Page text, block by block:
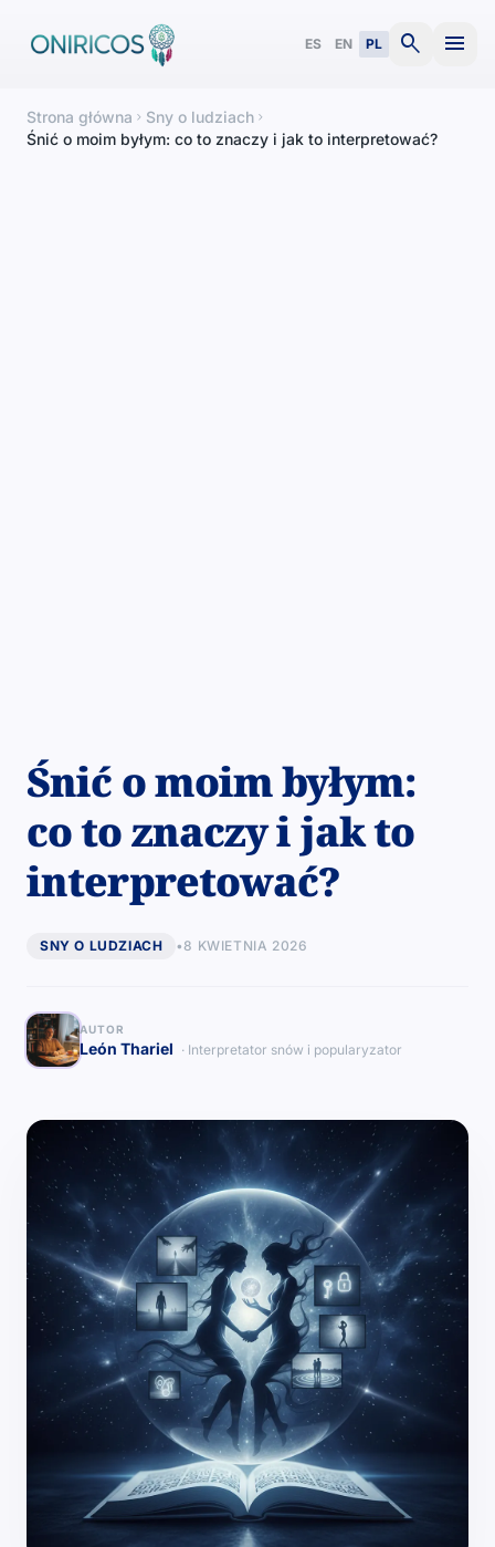
ES EN PL search menu
Strona główna chevron_right Sny o ludziach chevron_right
Śnić o moim byłym: co to znaczy i jak to interpretować?
Śnić o moim byłym:
co to znaczy i jak to
interpretować?
SNY O LUDZIACH •8 KWIETNIA 2026
AUTOR
León Thariel · Interpretator snów i popularyzator